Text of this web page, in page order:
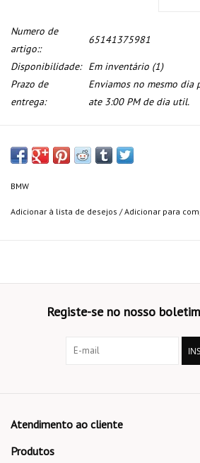
Numero de
artigo::
65141375981
Disponibilidade: Em inventário (1)
Prazo de
entrega:
Enviamos no mesmo dia
ate 3:00 PM de dia util.
BMW
Adicionar à lista de desejos /Adicionar para
Registe-se no nosso
Atendimento ao cliente
Produtos